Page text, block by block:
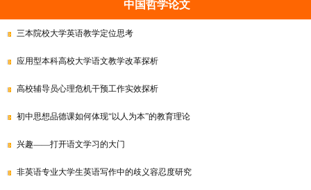
中国哲学论文
三本院校大学英语教学定位思考
应用型本科高校大学语文教学改革探析
高校辅导员心理危机干预工作实效探析
初中思想品德课如何体现“以人为本”的教育理论
兴趣——打开语文学习的大门
非英语专业大学生英语写作中的歧义容忍度研究